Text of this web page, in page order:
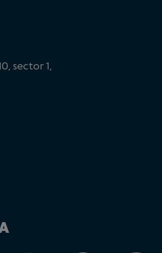
sector 1,